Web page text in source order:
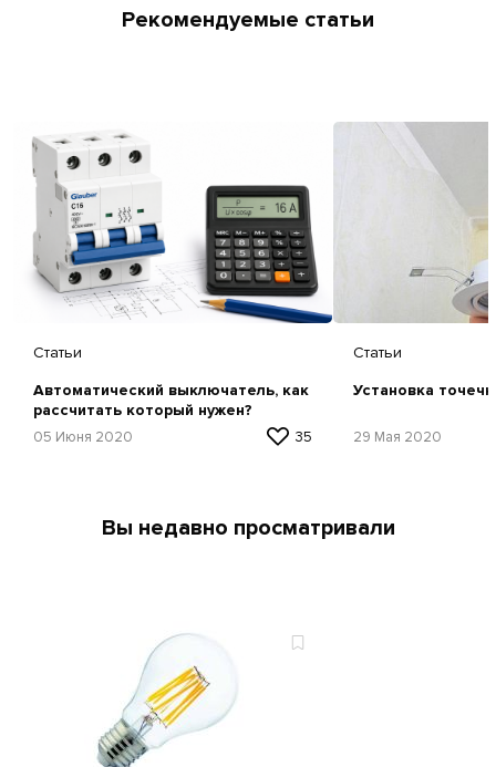
Рекомендуемые статьи
Статьи
Автоматический выключатель, как
рассчитать который нужен?
05 Июня 2020 35
Статьи
Установка
29 Мая 2020
Вы недавно просматривали